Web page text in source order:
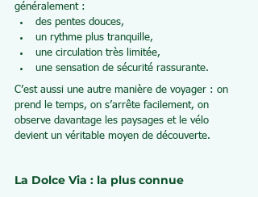
généralement :
des pentes douces,
un rythme plus tranquille,
une circulation très limitée,
une sensation de sécurité rassurante.
C’est aussi une autre manière de voyager : on
prend le temps, on s’arrête facilement, on
observe davantage les paysages et le vélo
devient un véritable moyen de découverte.
La Dolce Via : la plus connue